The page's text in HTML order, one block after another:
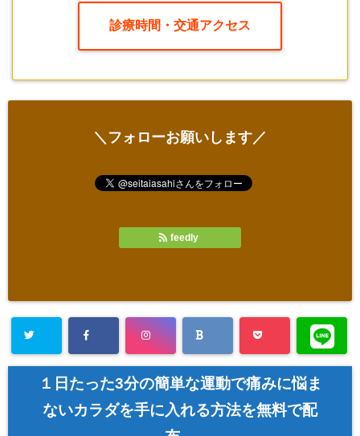
診療時間・交通アクセス
＼フォローお願いします／
feedly
１日たった3分の簡単な運動で痛みに悩ま
ないカラダを手に入れる方法を無料で配